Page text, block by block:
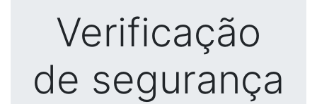
Verificação
de segurança